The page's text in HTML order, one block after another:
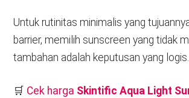
Untuk rutinitas minimalis yang
barrier, memilih sunscreen yang tidak
tambahan adalah keputusan yang logis.
🛒 Cek harga Skintific Aqua Light